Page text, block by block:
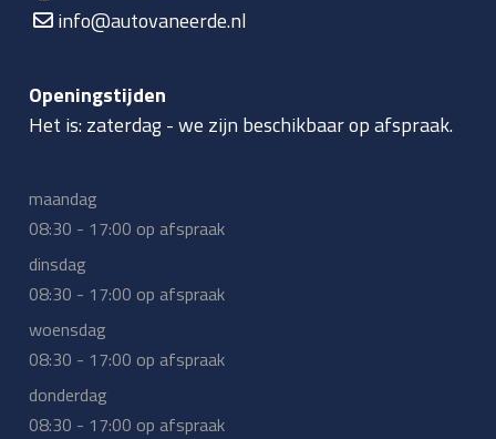
info@autovaneerde.nl
Openingstijden
Het is:zaterdag-we zijn beschikbaar op afspraak.
maandag
08:30 - 17:00 op afspraak
dinsdag
08:30 - 17:00 op afspraak
woensdag
08:30 - 17:00 op afspraak
donderdag
08:30 - 17:00 op afspraak